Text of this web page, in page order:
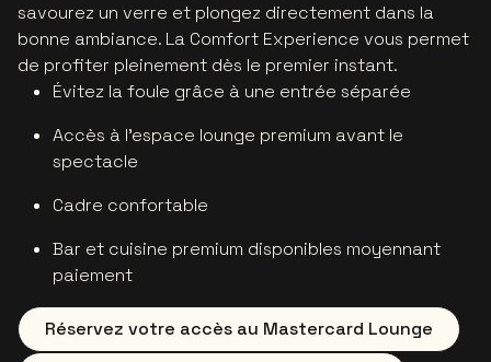
savourez un verre et plongez directement dans la
bonne ambiance. La Comfort Experience vous permet
de profiter pleinement dès le premier instant.
Évitez la foule grâce à une entrée séparée
Accès à l'espace lounge premium avant le
spectacle
Cadre confortable
Bar et cuisine premium disponibles moyennant
paiement
Réservez votre accès au Mastercard Lounge